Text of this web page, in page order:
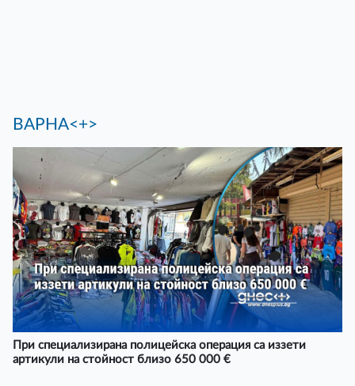
ВАРНА<+>
При специализирана полицейска операция са иззети
артикули на стойност близо 650 000 €